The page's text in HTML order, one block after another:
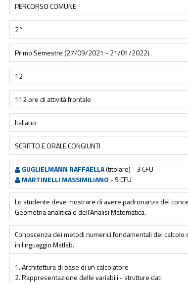
PERCORSO COMUNE
2°
Primo Semestre (27/09/2021 - 21/01/2022)
12
112 ore di attività frontale
Italiano
SCRITTO E ORALE CONGIUNTI
GUGLIELMANN RAFFAELLA(titolare) - 3 CFU
MARTINELLI MASSIMILIANO - 9 CFU
Lo studente deve mostrare di avere padronanza dei
Geometria analitica e dell'Analisi Matematica.
Conoscenza dei metodi numerici fondamentali del
in linguaggio Matlab.
1. Architettura di base di un calcolatore
2. Rappresentazione delle variabili - strutture dati